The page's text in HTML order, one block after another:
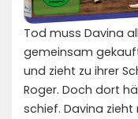
Tod muss Davina
gemeinsam
und zieht zu ihrer
Roger. Doch dort
schief. Davina